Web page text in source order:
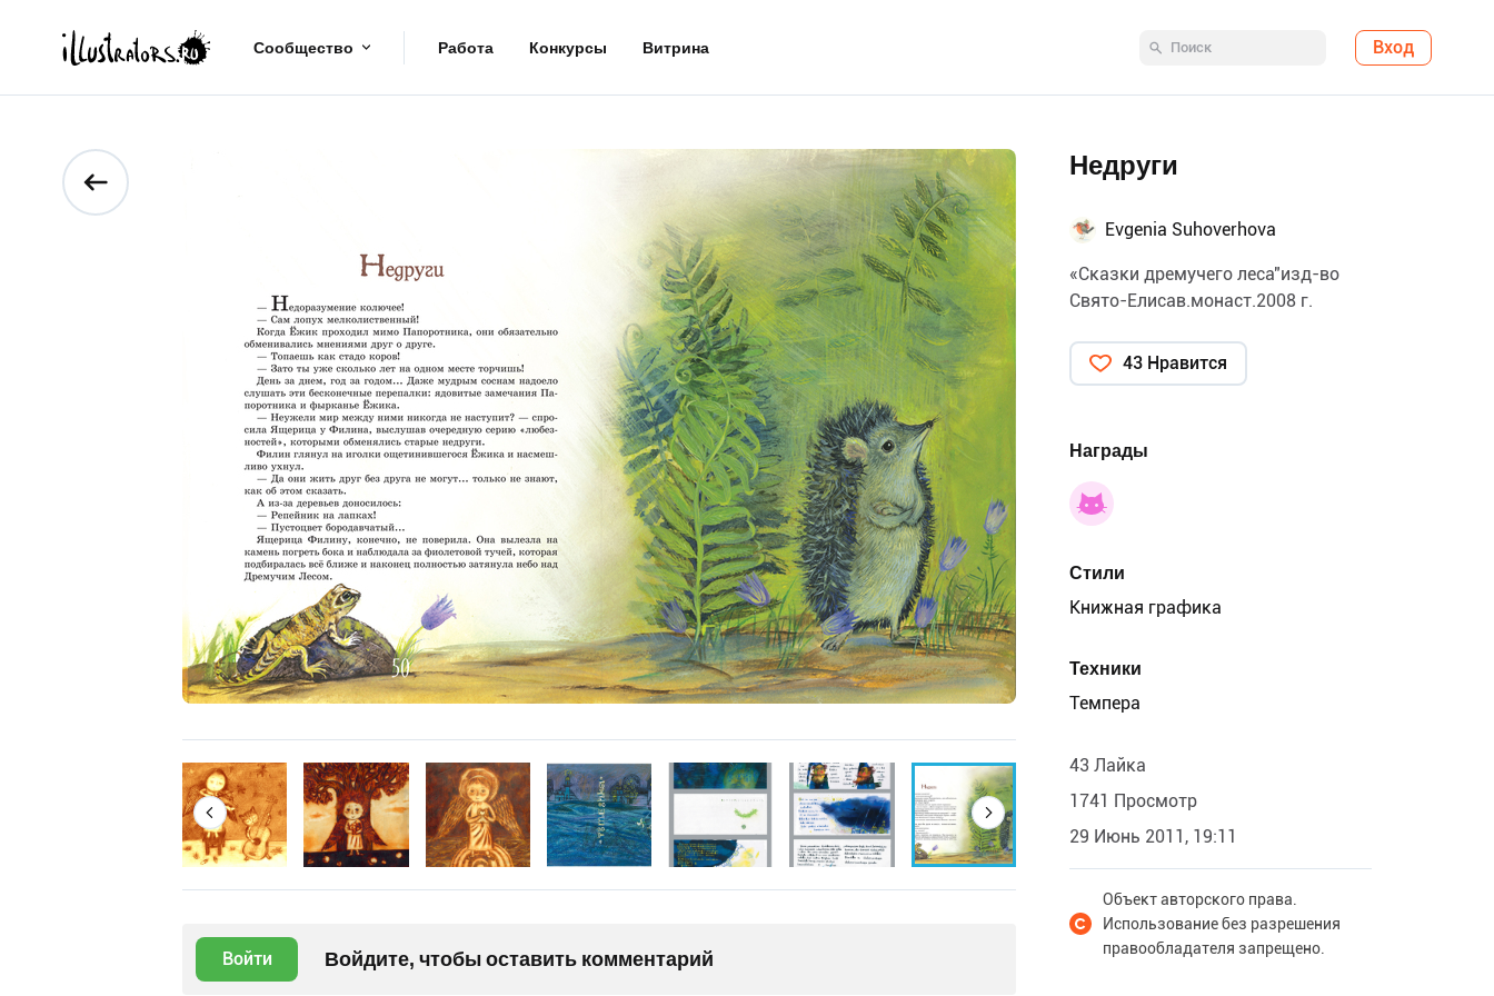
Сообщество Работа Конкурсы Витрина Вход
Войти Войдите, чтобы оставить комментарий
Недруги
Evgenia Suhoverhova
«Сказки дремучего леса"изд-во
Свято-Елисав.монаст.2008 г.
43 Нравится
Награды
Стили
Книжная графика
Техники
Темпера
43 Лайка
1741 Просмотр
29 Июнь 2011, 19:11
Объект авторского права.
Использование без разрешения
правообладателя запрещено.